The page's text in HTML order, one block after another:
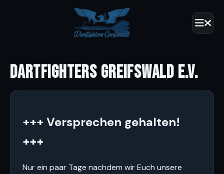
DARTFIGHTERS GREIFSWALD E.V.
+++ Versprechen gehalten!
+++
Nur ein paar Tage nachdem wir Euch unsere